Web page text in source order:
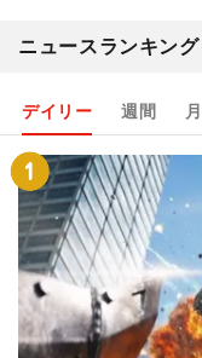
ニュースランキング
デイリー 週間